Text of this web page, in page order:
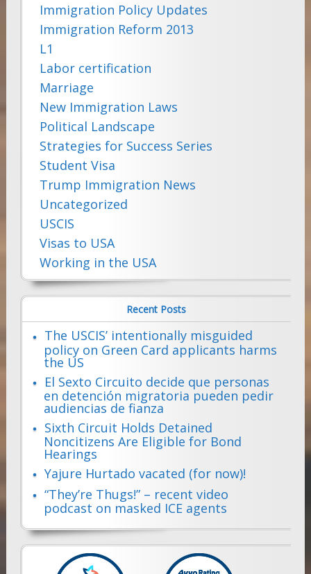
Immigration Policy Updates
Immigration Reform 2013
L1
Labor certification
Marriage
New Immigration Laws
Political Landscape
Strategies for Success Series
Student Visa
Trump Immigration News
Uncategorized
USCIS
Visas to USA
Working in the USA
Recent Posts
The USCIS’ intentionally misguided
policy on Green Card applicants harms
the US
El Sexto Circuito decide que personas
en detención migratoria pueden pedir
audiencias de fianza
Sixth Circuit Holds Detained
Noncitizens Are Eligible for Bond
Hearings
Yajure Hurtado vacated (for now)!
“They’re Thugs!” – recent video
podcast on masked ICE agents